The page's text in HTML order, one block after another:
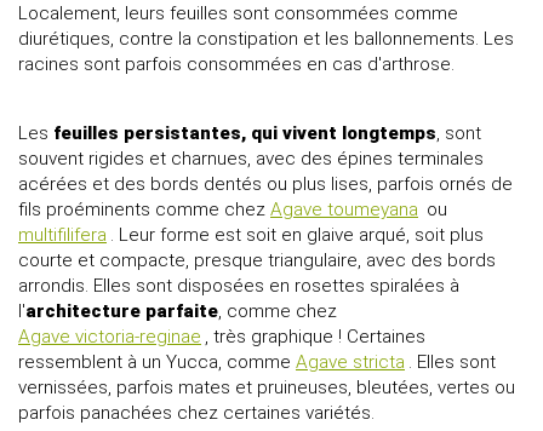
Localement, leurs feuilles sont consommées comme
diurétiques, contre la constipation et les ballonnements. Les
racines sont parfois consommées en cas d'arthrose.
Les feuilles persistantes, qui vivent longtemps, sont
souvent rigides et charnues, avec des épines terminales
acérées et des bords dentés ou plus lises, parfois ornés de
fils proéminents comme chez Agave toumeyana ou
multifilifera . Leur forme est soit en glaive arqué, soit plus
courte et compacte, presque triangulaire, avec des bords
arrondis. Elles sont disposées en rosettes spiralées à
l'architecture parfaite, comme chez
Agave victoria-reginae , très graphique ! Certaines
ressemblent à un Yucca, comme Agave stricta . Elles sont
vernissées, parfois mates et pruineuses, bleutées, vertes ou
parfois panachées chez certaines variétés.